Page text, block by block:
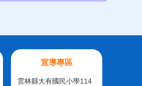
宣導專區
雲林縣大有國民小學114